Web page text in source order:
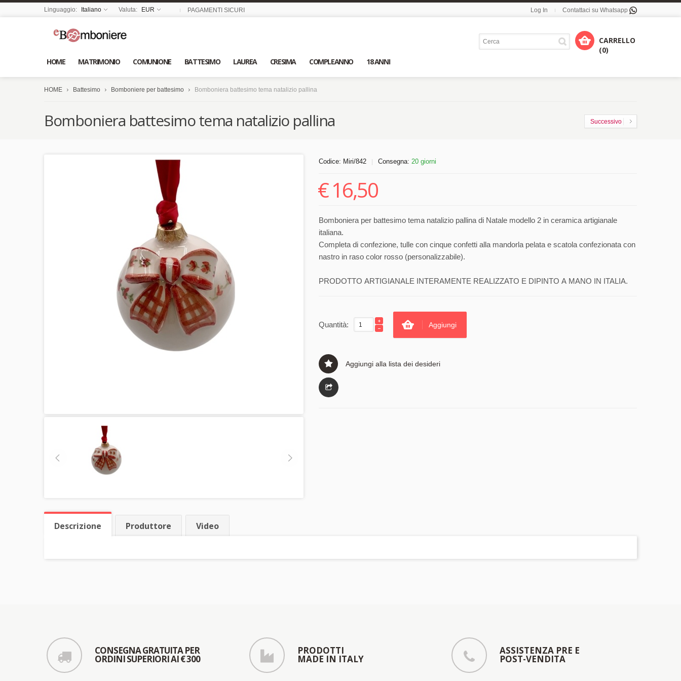
Linguaggio: Italiano Valuta: EUR PAGAMENTI SICURI Log In Contattaci su Whatsapp
HOME MATRIMONIO COMUNIONE BATTESIMO LAUREA CRESIMA COMPLEANNO 18 ANNI
CARRELLO
(0)
HOME Battesimo Bomboniere per battesimo Bomboniera battesimo tema natalizio pallina
Successivo
Bomboniera battesimo tema natalizio pallina
Codice: Miri/842 Consegna: 20 giorni
€16,50
Bomboniera per battesimo tema natalizio pallina di Natale modello 2 in ceramica artigianale
italiana.
Completa di confezione, tulle con cinque confetti alla mandorla pelata e scatola confezionata con
nastro in raso color rosso (personalizzabile).
PRODOTTO ARTIGIANALE INTERAMENTE REALIZZATO E DIPINTO A MANO IN ITALIA.
Quantità: Aggiungi
Aggiungi alla lista dei desideri
Descrizione Produttore Video
CONSEGNA GRATUITA PER
ORDINI SUPERIORI AI € 300
PRODOTTI
MADE IN ITALY
ASSISTENZA PRE E
POST-VENDITA